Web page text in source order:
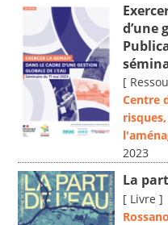
d’une
[
Centre
2023
La
[ Livre ]